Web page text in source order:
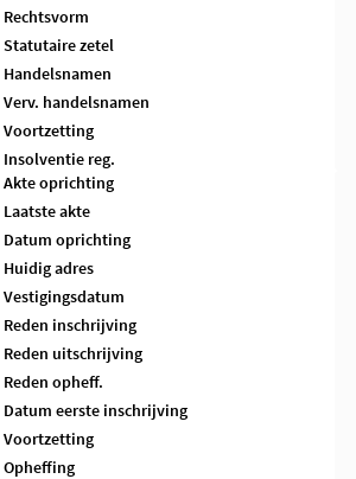
Rechtsvorm
Statutaire zetel
Handelsnamen
Verv. handelsnamen
Voortzetting
Insolventie reg.
Akte oprichting
Laatste akte
Datum oprichting
Huidig adres
Vestigingsdatum
Reden inschrijving
Reden uitschrijving
Reden opheff.
Datum eerste inschrijving
Voortzetting
Opheffing